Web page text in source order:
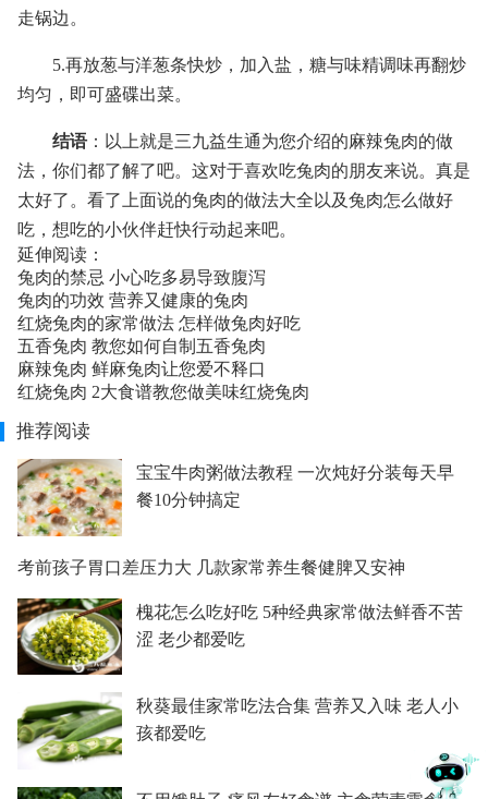
走锅边。
5.再放葱与洋葱条快炒，加入盐，糖与味精调味再翻炒
均匀，即可盛碟出菜。
结语：以上就是三九益生通为您介绍的麻辣兔肉的做
法，你们都了解了吧。这对于喜欢吃兔肉的朋友来说。真是
太好了。看了上面说的兔肉的做法大全以及兔肉怎么做好
吃，想吃的小伙伴赶快行动起来吧。
延伸阅读：
兔肉的禁忌 小心吃多易导致腹泻
兔肉的功效 营养又健康的兔肉
红烧兔肉的家常做法 怎样做兔肉好吃
五香兔肉 教您如何自制五香兔肉
麻辣兔肉 鲜麻兔肉让您爱不释口
红烧兔肉 2大食谱教您做美味红烧兔肉
推荐阅读
宝宝牛肉粥做法教程 一次炖好分装每天早
餐10分钟搞定
考前孩子胃口差压力大 几款家常养生餐健脾又安神
槐花怎么吃好吃 5种经典家常做法鲜香不苦
涩 老少都爱吃
秋葵最佳家常吃法合集 营养又入味 老人小
孩都爱吃